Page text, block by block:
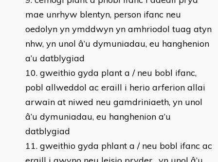
mae unrhyw blentyn, person ifanc neu
oedolyn yn ymddwyn yn amhriodol tuag atyn
nhw, yn unol â’u dymuniadau, eu hanghenion
a’u datblygiad
gweithio gyda plant a / neu bobl ifanc,
pobl allweddol ac eraill i herio arferion allai
arwain at niwed neu gamdriniaeth, yn unol
â’u dymuniadau, eu hanghenion a’u
datblygiad
gweithio gyda phlant a / neu bobl ifanc ac